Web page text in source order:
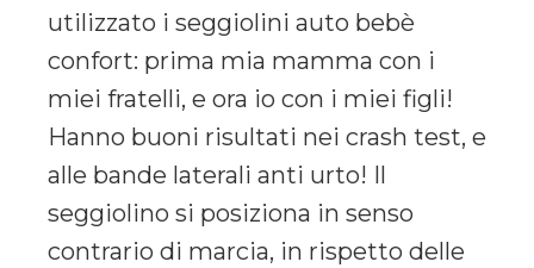
utilizzato i seggiolini auto bebè
confort: prima mia mamma con i
miei fratelli, e ora io con i miei figli!
Hanno buoni risultati nei crash test, e
alle bande laterali anti urto! Il
seggiolino si posiziona in senso
contrario di marcia, in rispetto delle